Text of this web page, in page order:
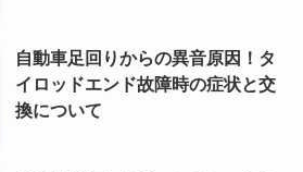
自動車足回りからの異音原因！タ
イロッドエンド故障時の症状と交
換について